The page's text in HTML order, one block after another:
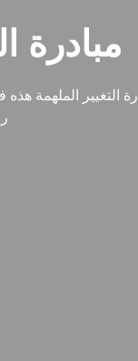
مبادرة
التغيير الملهمة